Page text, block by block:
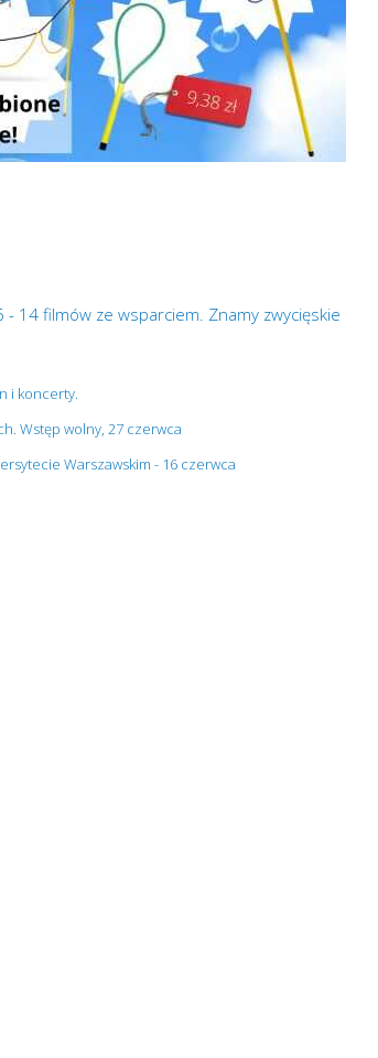
- 14 filmów ze wsparciem. Znamy zwycięskie
i koncerty.
Wstęp wolny, 27 czerwca
Warszawskim - 16 czerwca